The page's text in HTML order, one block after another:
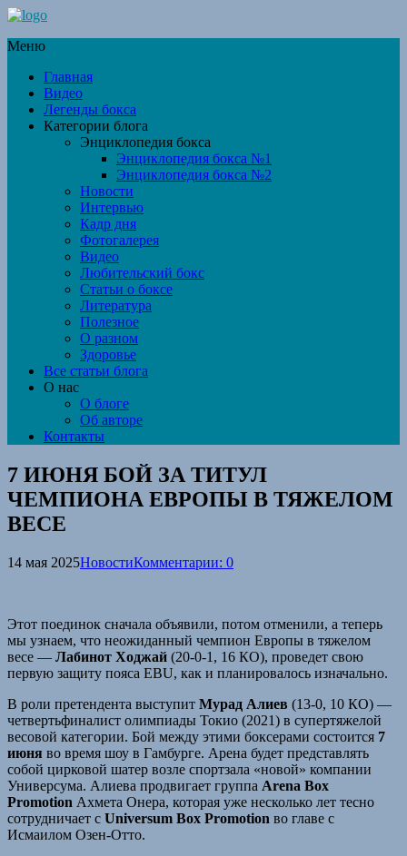
Меню
Главная
Видео
Легенды бокса
Категории блога
Энциклопедия бокса
Энциклопедия бокса №1
Энциклопедия бокса №2
Новости
Интервью
Кадр дня
Фотогалерея
Видео
Любительский бокс
Статьи о боксе
Литература
Полезное
О разном
Здоровье
Все статьи блога
О нас
О блоге
Об авторе
Контакты
7 ИЮНЯ БОЙ ЗА ТИТУЛ
ЧЕМПИОНА ЕВРОПЫ В ТЯЖЕЛОМ
ВЕСЕ
14 мая 2025НовостиКомментарии: 0
Этот поединок сначала объявили, потом отменили, а теперь
мы узнаем, что неожиданный чемпион Европы в тяжелом
весе — Лабинот Ходжай (20-0-1, 16 КО), проведет свою
первую защиту пояса EBU, как и планировалось изначально.
В роли претендента выступит Мурад Алиев (13-0, 10 КО) —
четвертьфиналист олимпиады Токио (2021) в супертяжелой
весовой категории. Бой между этими боксерами состоится 7
июня во время шоу в Гамбурге. Арена будет представлять
собой цирковой шатер возле спортзала «новой» компании
Универсума. Алиева продвигает группа Arena Box
Promotion Ахмета Онера, которая уже несколько лет тесно
сотрудничает с Universum Box Promotion во главе с
Исмаилом Озен-Отто.